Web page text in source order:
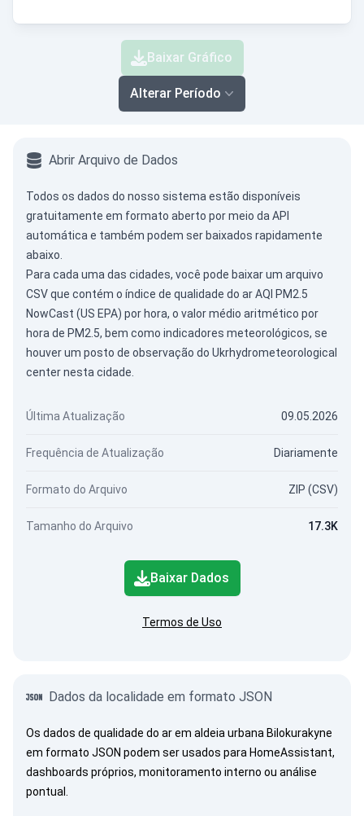
Baixar Gráfico
Alterar Período
Abrir Arquivo de Dados
Todos os dados do nosso sistema estão disponíveis
gratuitamente em formato aberto por meio da API
automática e também podem ser baixados rapidamente
abaixo.
Para cada uma das cidades, você pode baixar um arquivo
CSV que contém o índice de qualidade do ar AQI PM2.5
NowCast (US EPA) por hora, o valor médio aritmético por
hora de PM2.5, bem como indicadores meteorológicos, se
houver um posto de observação do Ukrhydrometeorological
center nesta cidade.
Última Atualização 09.05.2026
Frequência de Atualização Diariamente
Formato do Arquivo ZIP (CSV)
Tamanho do Arquivo 17.3K
Baixar Dados
Termos de Uso
Dados da localidade em formato JSON
Os dados de qualidade do ar em aldeia urbana Bilokurakyne
em formato JSON podem ser usados para HomeAssistant,
dashboards próprios, monitoramento interno ou análise
pontual.